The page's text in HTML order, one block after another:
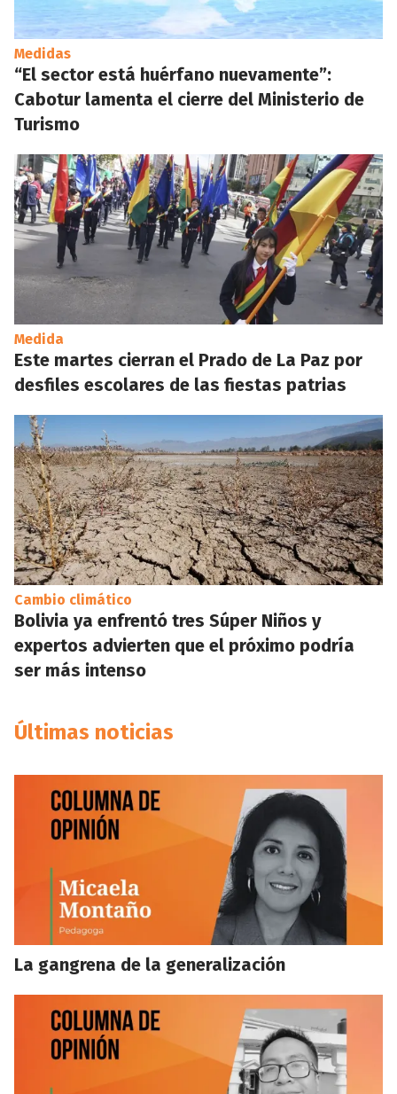
Medidas
“El sector está huérfano nuevamente”:
Cabotur lamenta el cierre del Ministerio de
Turismo
Medida
Este martes cierran el Prado de La Paz por
desfiles escolares de las fiestas patrias
Cambio climático
Bolivia ya enfrentó tres Súper Niños y
expertos advierten que el próximo podría
ser más intenso
Últimas noticias
La gangrena de la generalización